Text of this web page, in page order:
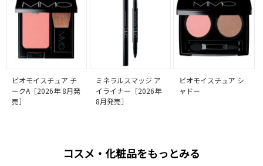
ビオモイスチュア チ
ークA［2026年 8月発
売］
ミネラルスマッジ ア
イライナー［2026年
8月発売］
ビオモイスチュア シ
ャドー
コスメ・化粧品をもっとみる